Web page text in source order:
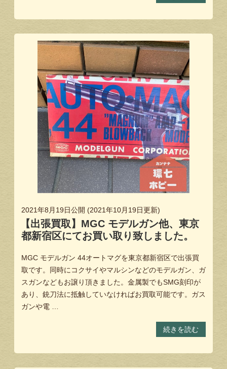
2021年8月19日公開 (2021年10月19日更新)
【出張買取】MGC モデルガン他、東京
都新宿区にてお買い取り致しました。
MGC モデルガン 44オートマグを東京都新宿区で出張買
取です。同時にコクサイやマルシンなどのモデルガン、ガ
スガンなどもお譲り頂きました。金属製でもSMG刻印が
あり、銃刀法に抵触していなければお買取可能です。ガス
ガンや電 …
続きを読む